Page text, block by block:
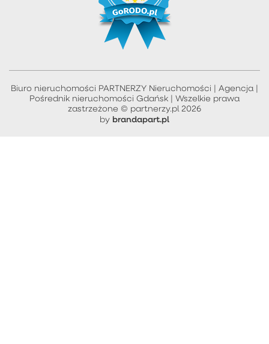
Biuro nieruchomości PARTNERZY Nieruchomości | Agencja |
Pośrednik nieruchomości Gdańsk | Wszelkie prawa
zastrzeżone © partnerzy.pl 2026
by brandapart.pl